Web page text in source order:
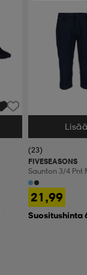
Valitse Koko
(23)
FIVESEASONS
Saunton 3/4 Pnt
21,99
Suositushinta